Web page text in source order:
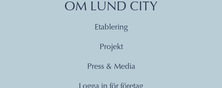
OM LUND CITY
Etablering
Projekt
Press & Media
Logga in för företag